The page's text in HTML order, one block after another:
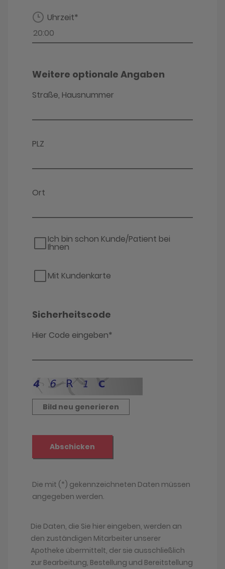
Die Daten, die Sie hier eingeben, werden an
den zuständigen Mitarbeiter unserer
Apotheke übermittelt, der sie ausschließlich
zur Bearbeitung, Bestellung und Bereitstellung